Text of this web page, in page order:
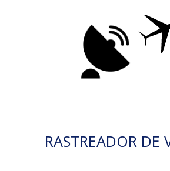
RASTREADOR DE